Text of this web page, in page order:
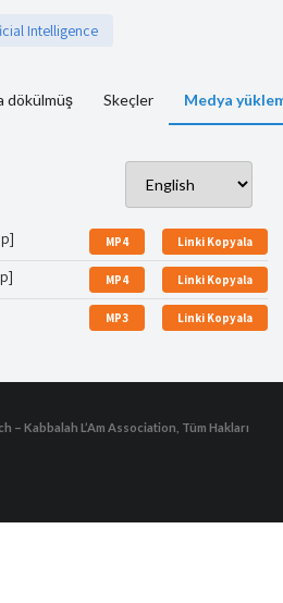
Intelligence
dökülmüş Skeçler Medya
MP4 Linki Kopyala
MP4 Linki Kopyala
MP3 Linki Kopyala
– Kabbalah L’Am Association, Tüm Hakları